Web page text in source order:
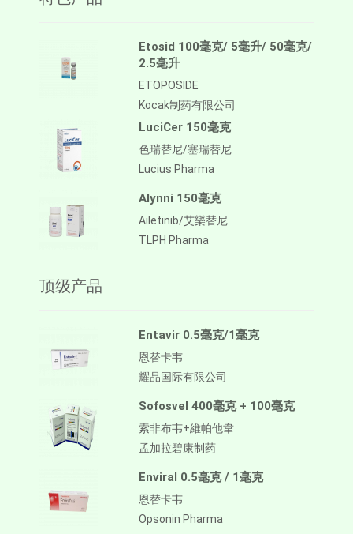
Etosid 100毫克/ 5毫升/ 50毫克/
2.5毫升
ETOPOSIDE
Kocak制药有限公司
LuciCer 150毫克
色瑞替尼/塞瑞替尼
Lucius Pharma
Alynni 150毫克
Ailetinib/艾樂替尼
TLPH Pharma
顶级产品
Entavir 0.5毫克/1毫克
恩替卡韦
耀品国际有限公司
Sofosvel 400毫克 + 100毫克
索非布韦+維帕他韋
孟加拉碧康制药
Enviral 0.5毫克 / 1毫克
恩替卡韦
Opsonin Pharma